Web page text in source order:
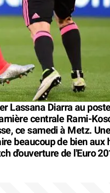
Lassana Diarra au
centrale Rami-
ce samedi à Metz.
beaucoup de bien aux
d'ouverture de l'Euro